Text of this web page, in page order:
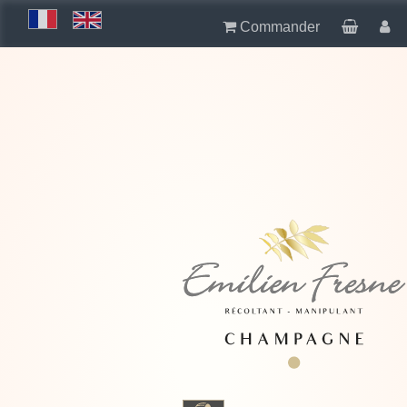
Commander